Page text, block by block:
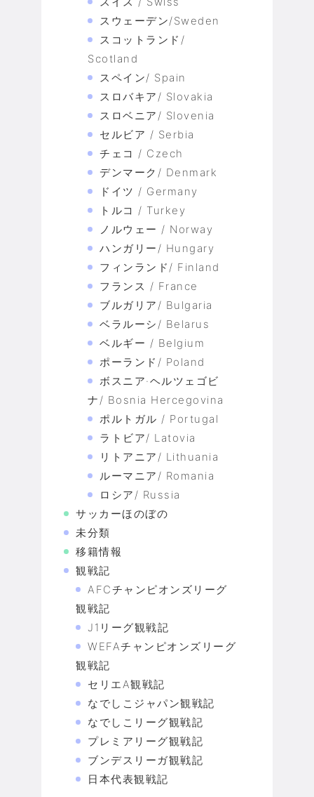
スウェーデン/Sweden
スコットランド/
Scotland
スペイン/ Spain
スロバキア/ Slovakia
スロベニア/ Slovenia
セルビア / Serbia
チェコ / Czech
デンマーク/ Denmark
ドイツ / Germany
トルコ / Turkey
ノルウェー / Norway
ハンガリー/ Hungary
フィンランド/ Finland
フランス / France
ブルガリア/ Bulgaria
ベラルーシ/ Belarus
ベルギー / Belgium
ポーランド/ Poland
ボスニア·ヘルツェゴビ
ナ/ Bosnia Hercegovina
ポルトガル / Portugal
ラトビア/ Latovia
リトアニア/ Lithuania
ルーマニア/ Romania
ロシア/ Russia
サッカーほのぼの
未分類
移籍情報
観戦記
AFCチャンピオンズリーグ
観戦記
J1リーグ観戦記
WEFAチャンピオンズリーグ
観戦記
セリエA観戦記
なでしこジャパン観戦記
なでしこリーグ観戦記
プレミアリーグ観戦記
ブンデスリーガ観戦記
日本代表観戦記